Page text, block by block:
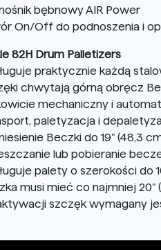
bębnowy AIR Power
On/Off do podnoszenia i
82H Drum Palletizers
praktycznie każdą
chwytają górną obręcz
mechaniczny i
paletyzacja i
Beczki do 19" (48,3
lub pobieranie
palety o szerokości do
musi mieć co najmniej 20"
szczęk wymagany